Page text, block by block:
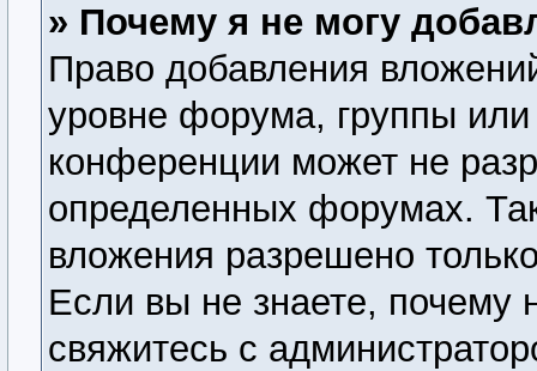
» Почему я не могу
Право добавления
уровне форума, группы
конференции может не
определенных форумах.
вложения разрешено
Если вы не знаете, почему
свяжитесь с